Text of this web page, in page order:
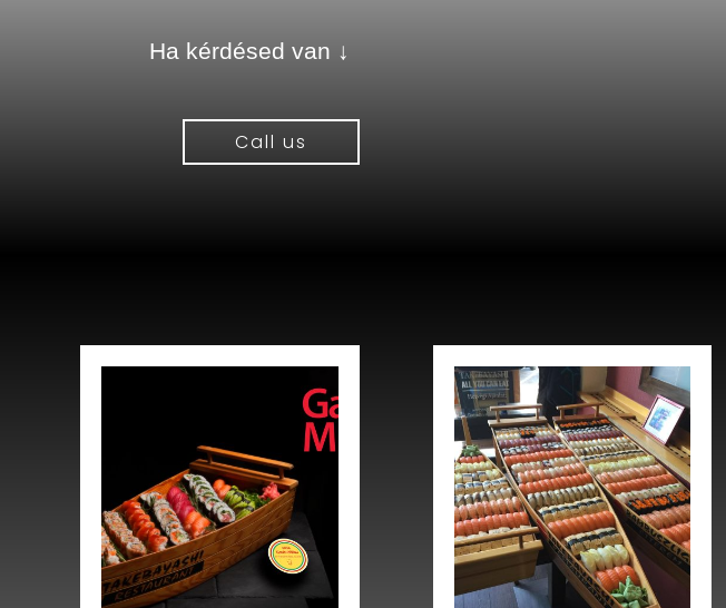
Ha kérdésed van ↓
Call us